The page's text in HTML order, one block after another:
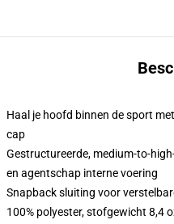
Haal je hoofd binnen de sport
cap
Gestructureerde, medium-to-
en agentschap interne voering
Snapback sluiting voor
100% polyester, stofgewicht 8,4